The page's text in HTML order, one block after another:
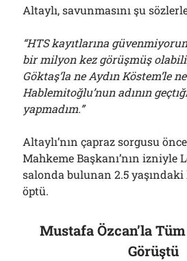
Altaylı, savunmasını şu
“HTS kayıtlarına
bir milyon kez görüşmüş
Göktaş’la ne Aydın Köstem’le
Hablemitoğlu’nun adının
yapmadım.”
Altaylı’nın çapraz sorgusu
Mahkeme Başkanı’nın izniyle
salonda bulunan 2.5 yaşındaki
öptü.
Mustafa Özcan’la
Görüştü